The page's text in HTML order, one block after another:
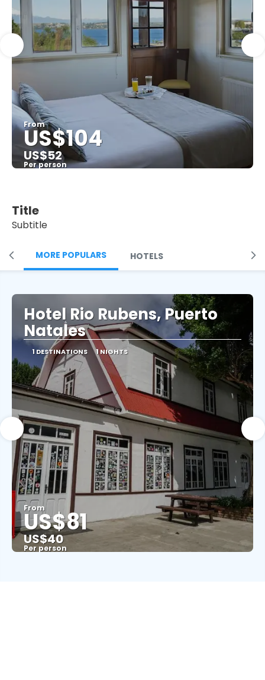
From
US$104
US$52
Per person
Title
Subtitle
MORE POPULARS HOTELS
Hotel Rio Rubens, Puerto
Natales
1 DESTINATIONS 1 NIGHTS
From
US$81
US$40
Per person